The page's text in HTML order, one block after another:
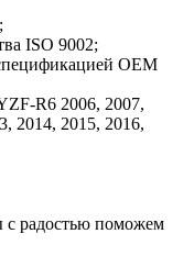
ISO 9002;
OEM
R6 2006, 2007,
2014, 2015, 2016,
с радостью поможем